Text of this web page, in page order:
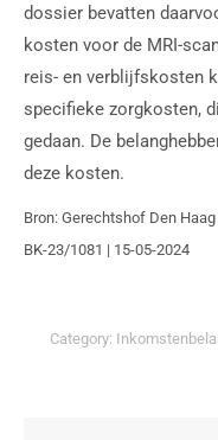
dossier bevatten
kosten voor de MRI-
reis- en verblijfskosten
specifieke zorgkosten,
gedaan. De
deze kosten.
Bron: Gerechtshof Den
BK-23/1081 | 15-05-2024
Category: